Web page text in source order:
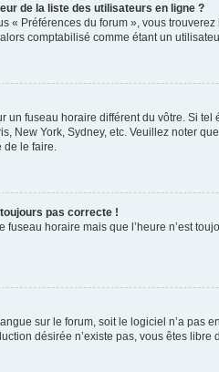
de la liste des utilisateurs en ligne ?
« Préférences du forum », vous
comptabilisé comme étant un
un fuseau horaire différent du vôtre. Si
New York, Sydney, etc. Veuillez noter
de le faire.
toujours pas correcte !
fuseau horaire mais que l’heure n’est
sur le forum, soit le logiciel n’a pas
désirée n’existe pas, vous êtes